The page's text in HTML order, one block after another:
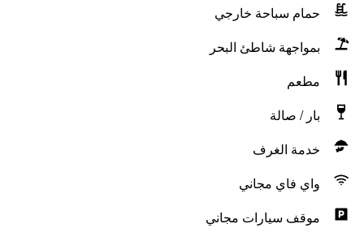
حمام سباحة خارجي
بمواجهة شاطئ البحر
مطعم
بار / صالة
خدمة الغرف
واي فاي مجاني
موقف سيارات مجاني